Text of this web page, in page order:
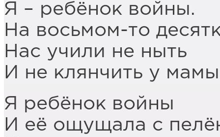
Я – ребёнок войны.
На восьмом-то
Нас учили не ныть
И не клянчить у
Я ребёнок войны
И её ощущала с